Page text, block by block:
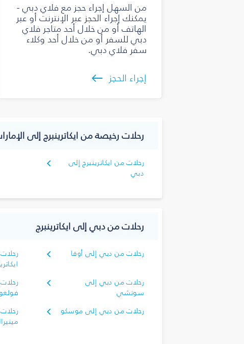
من السهل إجراء حجز مع فلاي دبي -
يمكنك إجراء الحجز عبر الإنترنت أو عبر
الهاتف أو من خلال أحد متاجر فلاي
دبي للسفر أو من خلال أحد وكلاء
سفر فلاي دبي.
إجراء الحجز
رحلات رخيصة من ايكاترينبرج إلى
رحلات من ايكاترينبرج إلى
دبي
رحلات من دبي إلى ايكاترينبرج
رحلات من دبي إلى أوفا
رحلات من دبي إلى
سوتشي
رحلات من دبي إلى موسكو